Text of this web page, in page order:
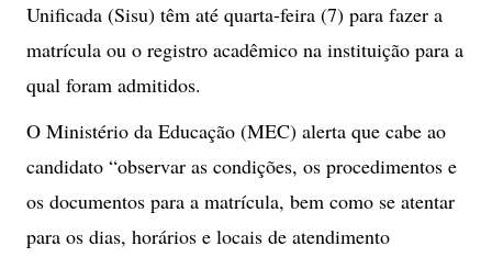
Unificada (Sisu) têm até quarta-feira (7) para fazer a
matrícula ou o registro acadêmico na instituição para a
qual foram admitidos.
O Ministério da Educação (MEC) alerta que cabe ao
candidato “observar as condições, os procedimentos e
os documentos para a matrícula, bem como se atentar
para os dias, horários e locais de atendimento